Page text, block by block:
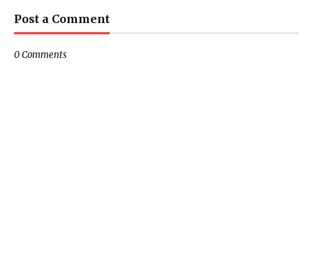
Post a Comment
0 Comments